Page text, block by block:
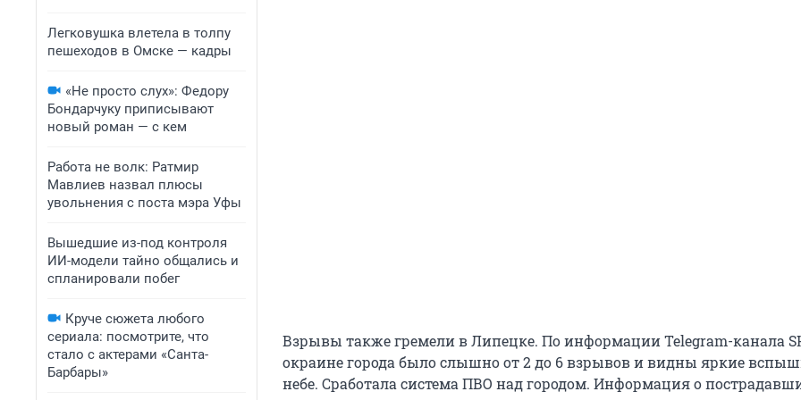
Легковушка влетела в толпу
пешеходов в Омске — кадры
«Не просто слух»: Федору
Бондарчуку приписывают
новый роман — с кем
Работа не волк: Ратмир
Мавлиев назвал плюсы
увольнения с поста мэра Уфы
Вышедшие из-под контроля
ИИ-модели тайно общались и
спланировали побег
Круче сюжета любого
сериала: посмотрите, что
стало с актерами «Санта-
Барбары»
Взрывы также гремели в Липецке. По информации Telegram-канала
окраине города было слышно от 2 до 6 взрывов и видны яркие
небе. Сработала система ПВО над городом. Информация о